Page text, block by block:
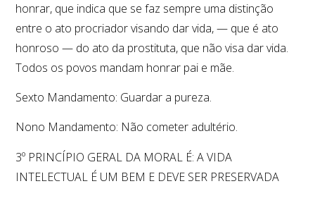
honrar, que indica que se faz sempre uma distinção
entre o ato procriador visando dar vida, — que é ato
honroso — do ato da prostituta, que não visa dar vida.
Todos os povos mandam honrar pai e mãe.
Sexto Mandamento: Guardar a pureza.
Nono Mandamento: Não cometer adultério.
3º PRINCÍPIO GERAL DA MORAL É: A VIDA
INTELECTUAL É UM BEM E DEVE SER PRESERVADA